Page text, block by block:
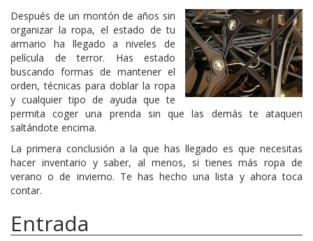
Después de un montón de años sin
organizar la ropa, el estado de tu
armario ha llegado a niveles de
película de terror. Has estado
buscando formas de mantener el
orden, técnicas para doblar la ropa
y cualquier tipo de ayuda que te
permita coger una prenda sin que las demás te ataquen
saltándote encima.
La primera conclusión a la que has llegado es que necesitas
hacer inventario y saber, al menos, si tienes más ropa de
verano o de invierno. Te has hecho una lista y ahora toca
contar.
Entrada